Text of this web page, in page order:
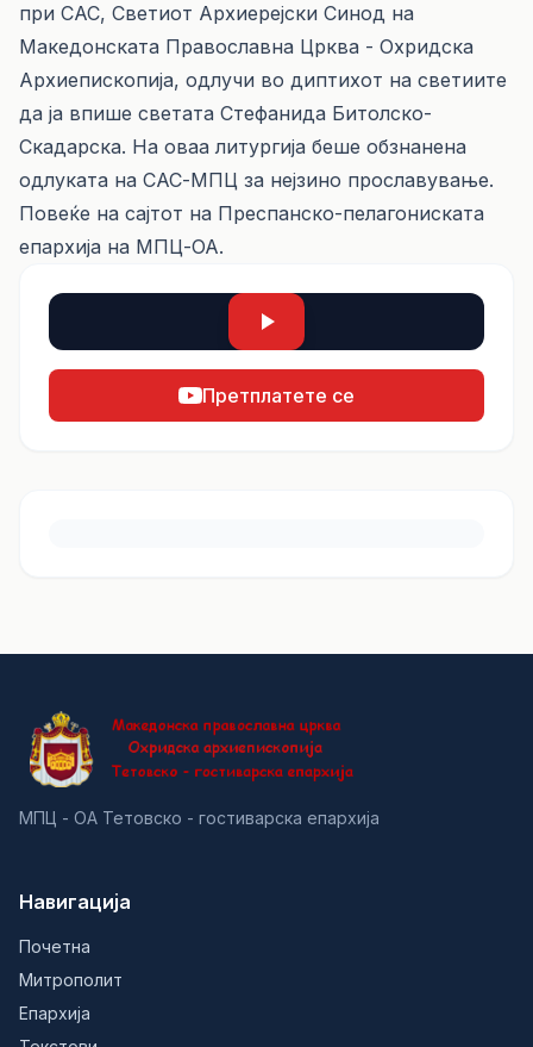
при САС, Светиот Архиерејски Синод на
Македонската Православна Црква - Охридска
Архиепископија, одлучи во диптихот на светиите
да ја впише светата Стефанида Битолско-
Скадарска. На оваа литургија беше обзнанена
одлуката на САС-МПЦ за нејзино прославување.
Повеќе на сајтот на Преспанско-пелагониската
епархија на МПЦ-ОА.
Претплатете се
МПЦ - ОА Тетовско - гостиварска епархија
Навигација
Почетна
Митрополит
Епархија